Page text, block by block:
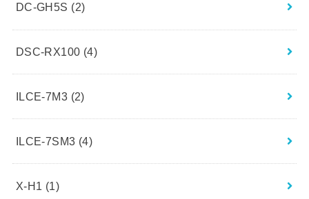
DC-GH5S (2)
DSC-RX100 (4)
ILCE-7M3 (2)
ILCE-7SM3 (4)
X-H1 (1)